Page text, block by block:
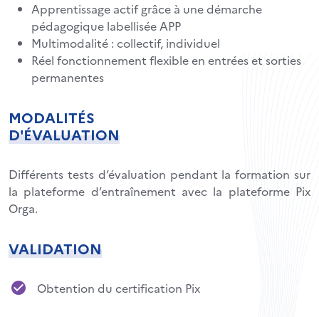
Apprentissage actif grâce à une démarche
pédagogique labellisée APP
Multimodalité : collectif, individuel
Réel fonctionnement flexible en entrées et sorties
permanentes
MODALITÉS
D'ÉVALUATION
Différents tests d’évaluation pendant la formation sur
la plateforme d’entraînement avec la plateforme Pix
Orga.
VALIDATION
Obtention du certification Pix